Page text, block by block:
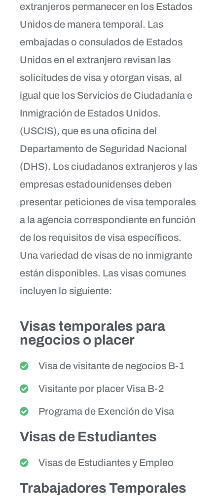
extranjeros permanecer en los Estados
Unidos de manera temporal. Las
embajadas o consulados de Estados
Unidos en el extranjero revisan las
solicitudes de visa y otorgan visas, al
igual que los Servicios de Ciudadanía e
Inmigración de Estados Unidos.
(USCIS), que es una oficina del
Departamento de Seguridad Nacional
(DHS). Los ciudadanos extranjeros y las
empresas estadounidenses deben
presentar peticiones de visa temporales
a la agencia correspondiente en función
de los requisitos de visa específicos.
Una variedad de visas de no inmigrante
están disponibles. Las visas comunes
incluyen lo siguiente:
Visas temporales para
negocios o placer
Visa de visitante de negocios B-1
Visitante por placer Visa B-2
Programa de Exención de Visa
Visas de Estudiantes
Visas de Estudiantes y Empleo
Trabajadores Temporales